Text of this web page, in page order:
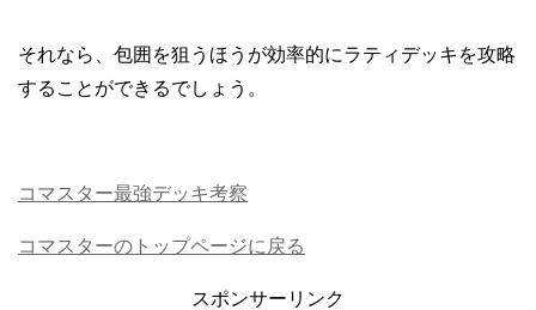
それなら、包囲を狙うほうが効率的にラティデッキを攻略
することができるでしょう。
コマスター最強デッキ考察
コマスターのトップページに戻る
スポンサーリンク